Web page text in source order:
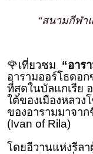
“สนามกีฬา
🌹เที่ยวชม “อาร
อารามออร์โธดอ
ที่สุดในบัลแกเรีย
ใต้ของเมืองหลว
ของอารามมาจา
(Ivan of Rila)
โดยอีวานแห่งรีล